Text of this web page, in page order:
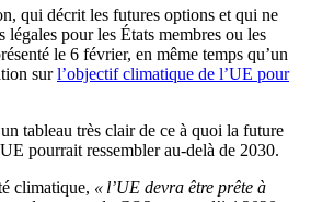
qui décrit les futures options et qui ne
légales pour les États membres ou les
le 6 février, en même temps qu’un
surl’objectif climatique de l’UE pour
tableau très clair de ce à quoi la future
pourrait ressembler au-delà de 2030.
climatique, « l’UE devra être prête à